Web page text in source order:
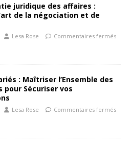
juridique des affaires :
de la négociation et de
Lesa Rose Commentaires fermés
: Maîtriser l’Ensemble des
pour Sécuriser vos
Lesa Rose Commentaires fermés